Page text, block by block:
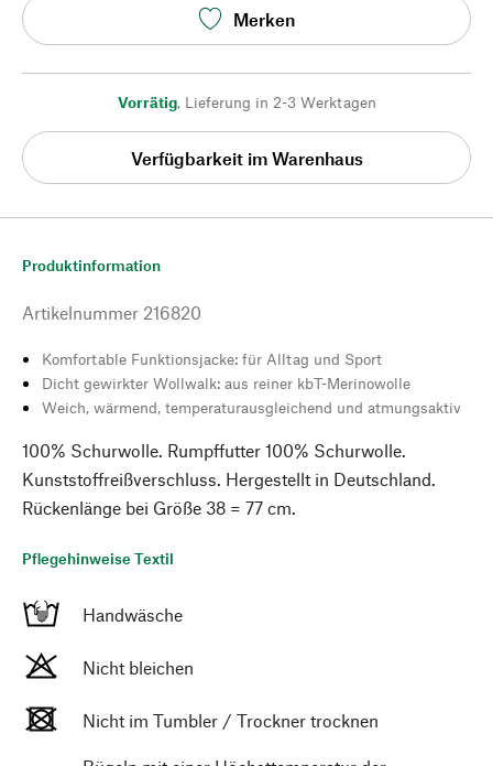
Merken
Vorrätig, Lieferung in 2-3 Werktagen
Verfügbarkeit im Warenhaus
Produktinformation
Artikelnummer 216820
Komfortable Funktionsjacke: für Alltag und Sport
Dicht gewirkter Wollwalk: aus reiner kbT-Merinowolle
Weich, wärmend, temperaturausgleichend und atmungsaktiv
100% Schurwolle. Rumpffutter 100% Schurwolle.
Kunststoffreißverschluss. Hergestellt in Deutschland.
Rückenlänge bei Größe 38 = 77 cm.
Pflegehinweise Textil
Handwäsche
Nicht bleichen
Nicht im Tumbler / Trockner trocknen